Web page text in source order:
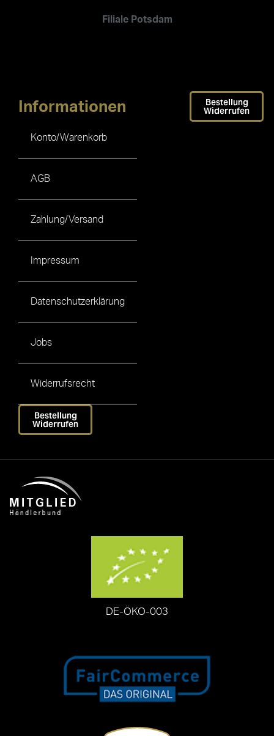
Filiale Potsdam
Informationen
Konto/Warenkorb
AGB
Zahlung/Versand
Impressum
Datenschutzerklärung
Jobs
Widerrufsrecht
Bestellung
Widerrufen
Bestellung
Widerrufen
DE-ÖKO-003